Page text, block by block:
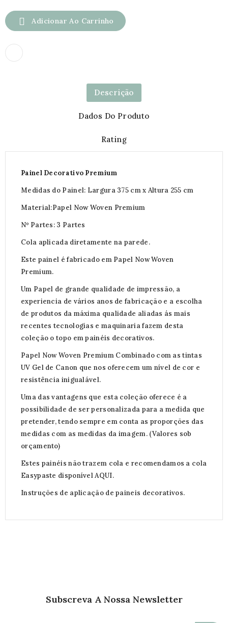
 Adicionar Ao Carrinho
Descrição
Dados Do Produto
Rating
Painel Decorativo Premium
Medidas do Painel: Largura 375 cm x Altura 255 cm
Material:Papel Now Woven Premium
Nº Partes: 3 Partes
Cola aplicada diretamente na parede.
Este painel é fabricado em Papel Now Woven
Premium.
Um Papel de grande qualidade de impressão, a
experiencia de vários anos de fabricação e a escolha
de produtos da máxima qualidade aliadas ás mais
recentes tecnologias e maquinaria fazem desta
coleção o topo em painéis decorativos.
Papel Now Woven Premium Combinado com as tintas
UV Gel de Canon que nos oferecem um nível de cor e
resistência inigualável.
Uma das vantagens que esta coleção oferece é a
possibilidade de ser personalizada para a medida que
pretender, tendo sempre em conta as proporções das
medidas com as medidas da imagem. (Valores sob
orçamento)
Estes painéis não trazem cola e recomendamos a cola
Easypaste disponívelAQUI.
Instruções de aplicação de paineis decorativos.
Subscreva A Nossa Newsletter